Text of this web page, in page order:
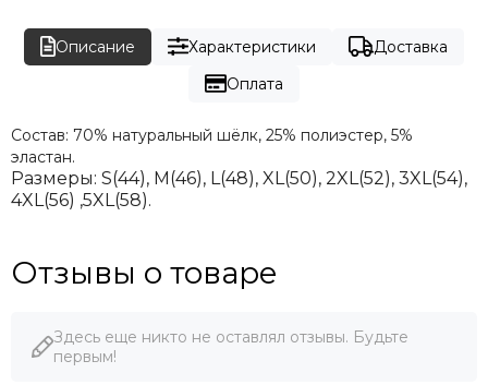
Описание Характеристики
Доставка
Оплата
Состав: 70% натуральный шёлк, 25% полиэстер, 5%
эластан.
Размеры: S(44), M(46), L(48), XL(50), 2XL(52), 3XL(54),
4XL(56) ,5XL(58).
Отзывы о товаре
Здесь еще никто не оставлял отзывы. Будьте
первым!